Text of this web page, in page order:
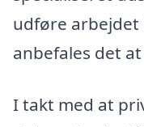
udføre
anbefales det
I takt med at